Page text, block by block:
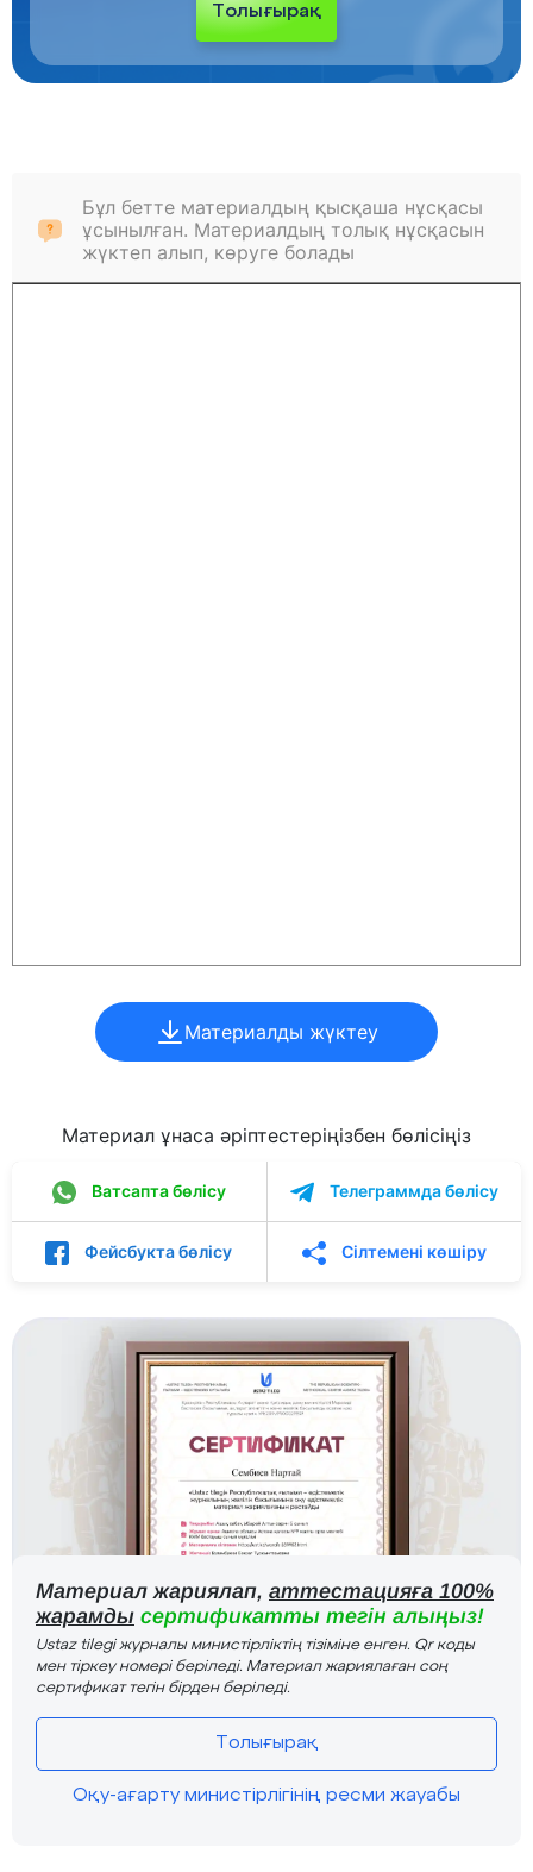
Толығырақ
Бұл бетте материалдың қысқаша нұсқасы
ұсынылған. Материалдың толық нұсқасын
жүктеп алып, көруге болады
Материалды жүктеу
Материал ұнаса әріптестеріңізбен бөлісіңіз
Ватсапта бөлісу Телеграммда бөлісу
Фейсбукта бөлісу Сілтемені көшіру
Материал жариялап, аттестацияға 100%
жарамды сертификатты тегін алыңыз!
Ustaz tilegi журналы министірліктің тізіміне енген. Qr коды
мен тіркеу номері беріледі. Материал жариялаған соң
сертификат тегін бірден беріледі.
Толығырақ
Оқу-ағарту министірлігінің ресми жауабы